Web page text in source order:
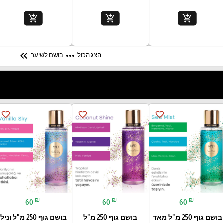
add_shopping_cart
add_shopping_cart
add_shopping_cart
הצג הכול more_horiz בושם לשיער keyboard_double_arrow_left
favorite_border
60 ₪
בושם גוף 250 מ"ל מאד
favorite_border
60 ₪
בושם גוף 250 מ"ל
favorite_border
60 ₪
בושם גוף 250 מ"ל וניל